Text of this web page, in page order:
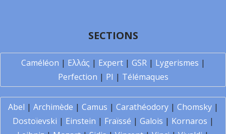
SECTIONS
Caméléon | Ελλάς | Expert| GSR| Lygerismes |
Perfection | PI | Télémaques
Abel | Archimède | Camus | Carathéodory| Chomsky|
Dostoïevski | Einstein | Fraïssé | Galois | Kornaros |